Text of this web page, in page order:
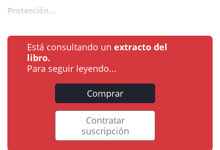
Protección...
Está consultando un extracto del
libro.
Para seguir leyendo...
Comprar
Contratar
suscripción